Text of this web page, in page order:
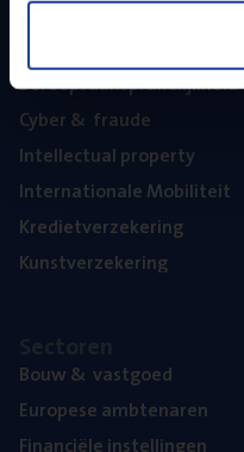
Beroeps­aan­spra­ke­lijk­heid
Cyber& fraude
Intel­lec­tu­al property
Inter­na­ti­o­na­le Mobiliteit
Kre­diet­ver­ze­ke­ring
Kunst­ver­ze­ke­ring
Bouw& vastgoed
Euro­pe­se ambtenaren
Finan­ci­ë­le instellingen